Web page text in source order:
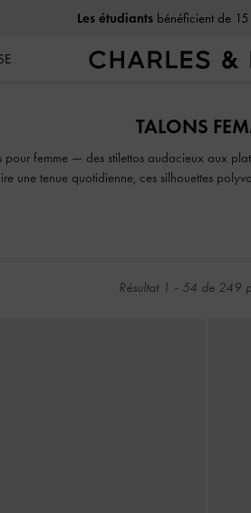
Les étudiants bénéficient de
TALONS
femme — des stilettos audacieux aux
une tenue quotidienne, ces silhouettes
Résultat 1 - 54 de 249